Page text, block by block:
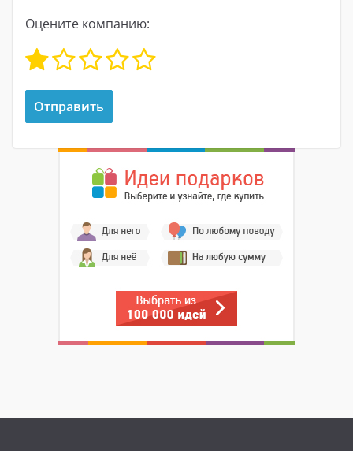
Оцените компанию: